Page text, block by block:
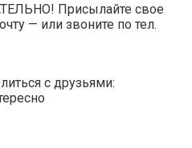
Присылайте свое
— или звоните по тел.
с друзьями: